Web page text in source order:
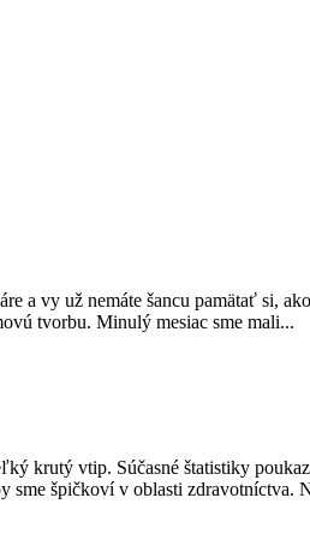
a vy už nemáte šancu pamätať si,
tvorbu. Minulý mesiac sme mali...
krutý vtip. Súčasné štatistiky
špičkoví v oblasti zdravotníctva.